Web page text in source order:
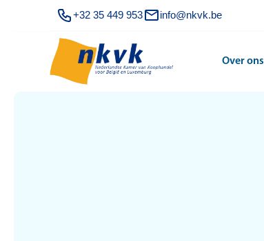
+32 35 449 953 info@nkvk.be
Over ons